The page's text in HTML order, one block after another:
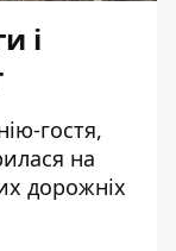
і
гостя,
на
дорожніх